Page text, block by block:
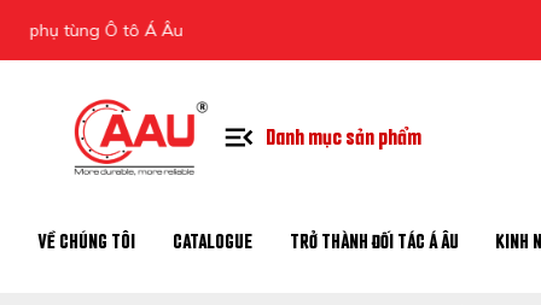
Ô tô Á Âu
Danh mục sản phẩm
VỀ CHÚNG TÔI CATALOGUE TRỞ THÀNH ĐỐI TÁC Á ÂU KINH